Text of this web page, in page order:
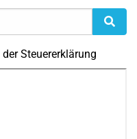
Steuererklärung